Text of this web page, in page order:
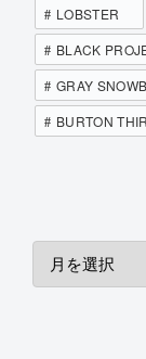
LOBSTER
BLACK
GRAY
BURTON